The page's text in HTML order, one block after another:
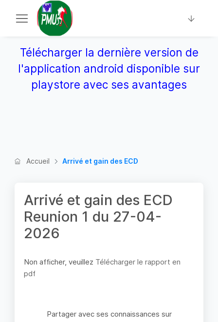
Télécharger la dernière version de
l'application android disponible sur
playstore avec ses avantages
Accueil Arrivé et gain des ECD
Arrivé et gain des ECD
Reunion 1 du 27-04-
2026
Non afficher, veuillez Télécharger le rapport en
pdf
Partager avec ses connaissances sur